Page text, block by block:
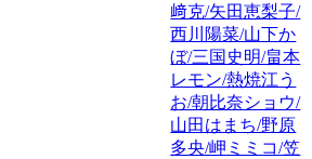
﨑克/矢田恵梨子/
西川陽菜/山下か
ぼ/三国史明/畠本
レモン/熱焼江う
お/朝比奈ショウ/
山田はまち/野原
多央/岬ミミコ/笠